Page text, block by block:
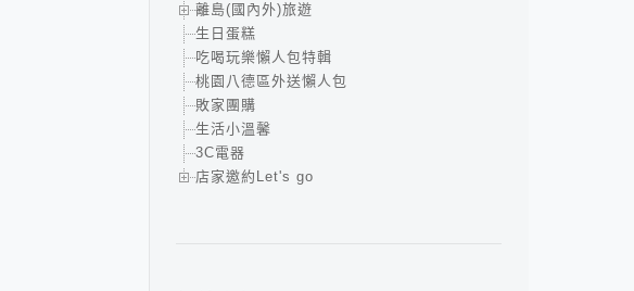
離島(國內外)旅遊
生日蛋糕
吃喝玩樂懶人包特輯
桃園八德區外送懶人包
敗家團購
生活小溫馨
3C電器
店家邀約Let's go